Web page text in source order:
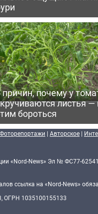
причин, почему у
листья —
бороться
Фоторепортажи | Авторское |
«Nord-News» Эл № ФС77-
ссылка на «Nord-News»
ОГРН 1035100155133